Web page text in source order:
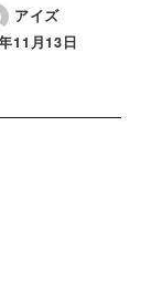
アイズ
11月13日